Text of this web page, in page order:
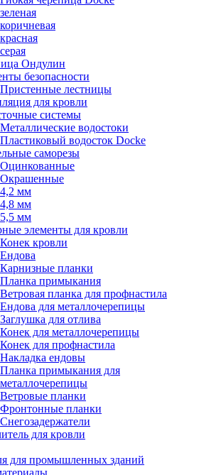
зеленая
коричневая
красная
серая
Ондулин
безопасности
Пристенные лестницы
для кровли
системы
Металлические водостоки
Пластиковый водосток Docke
саморезы
Оцинкованные
Окрашенные
4,2 мм
4,8 мм
5,5 мм
элементы для кровли
Конек кровли
Ендова
Карнизные планки
Планка примыкания
Ветровая планка для профнастила
Ендова для металлочерепицы
Заглушка для отлива
Конек для металлочерепицы
Конек для профнастила
Накладка ендовы
Планка примыкания для
металлочерепицы
Ветровые планки
Фронтонные планки
Снегозадержатели
для кровли
для промышленных зданий